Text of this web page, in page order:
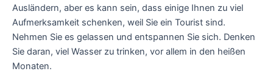
Ausländern, aber es kann sein, dass einige Ihnen zu viel
Aufmerksamkeit schenken, weil Sie ein Tourist sind.
Nehmen Sie es gelassen und entspannen Sie sich. Denken
Sie daran, viel Wasser zu trinken, vor allem in den heißen
Monaten.